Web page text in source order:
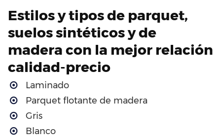
Estilos y tipos de parquet,
suelos sintéticos y de
madera con la mejor relación
calidad-precio
Laminado
Parquet flotante de madera
Gris
Blanco